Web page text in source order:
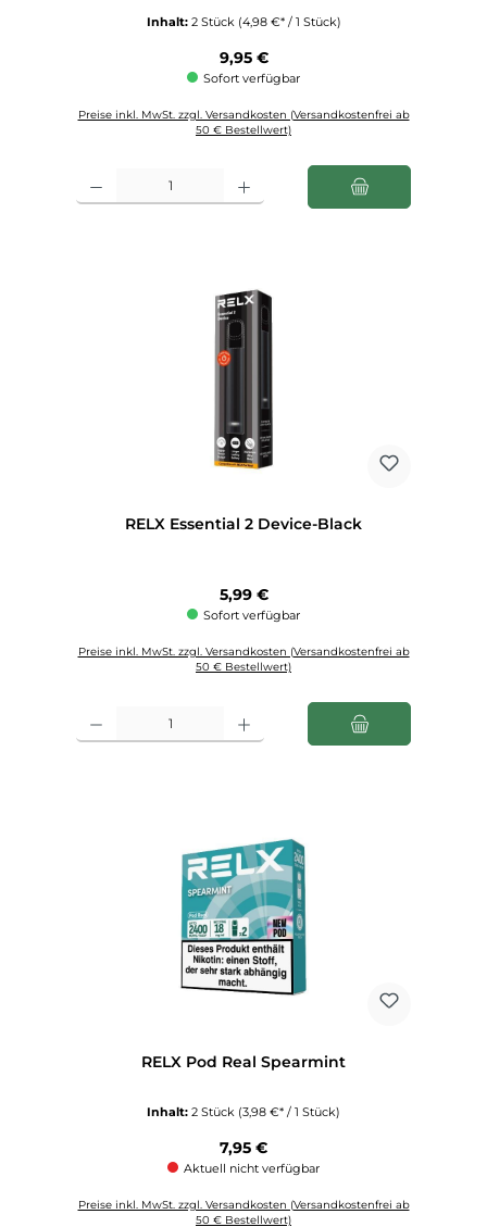
Inhalt: 2 Stück (4,98 €* / 1 Stück)
Regulärer Preis:
9,95 €
Sofort verfügbar
Preise inkl. MwSt. zzgl. Versandkosten (Versandkostenfrei ab
50 € Bestellwert)
RELX Essential 2 Device-Black
Regulärer Preis:
5,99 €
Sofort verfügbar
Preise inkl. MwSt. zzgl. Versandkosten (Versandkostenfrei ab
50 € Bestellwert)
Produkt Anzahl: Gib den gewünschten Wert ein oder benutze die
RELX Pod Real Spearmint
Inhalt: 2 Stück (3,98 €* / 1 Stück)
Regulärer Preis:
7,95 €
Aktuell nicht verfügbar
Preise inkl. MwSt. zzgl. Versandkosten (Versandkostenfrei ab
50 € Bestellwert)